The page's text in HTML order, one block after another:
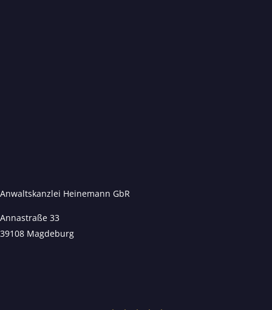
Anwaltskanzlei Heinemann GbR
Annastraße 33
39108 Magdeburg